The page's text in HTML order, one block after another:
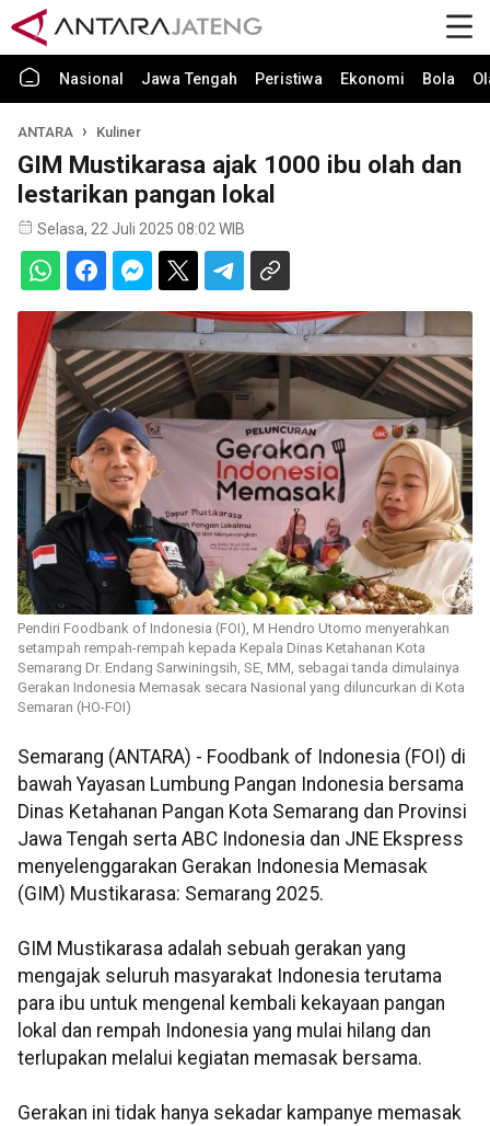
Nasional Jawa Tengah Peristiwa Ekonomi Bola
ANTARA Kuliner
GIM Mustikarasa ajak 1000 ibu olah dan
lestarikan pangan lokal
Selasa, 22 Juli 2025 08:02 WIB
Pendiri Foodbank of Indonesia (FOI), M Hendro Utomo menyerahkan
setampah rempah-rempah kepada Kepala Dinas Ketahanan Kota
Semarang Dr. Endang Sarwiningsih, SE, MM, sebagai tanda dimulainya
Gerakan Indonesia Memasak secara Nasional yang diluncurkan di Kota
Semaran (HO-FOI)
Semarang (ANTARA) - Foodbank of Indonesia (FOI) di
bawah Yayasan Lumbung Pangan Indonesia bersama
Dinas Ketahanan Pangan Kota Semarang dan Provinsi
Jawa Tengah serta ABC Indonesia dan JNE Ekspress
menyelenggarakan Gerakan Indonesia Memasak
(GIM) Mustikarasa: Semarang 2025.
GIM Mustikarasa adalah sebuah gerakan yang
mengajak seluruh masyarakat Indonesia terutama
para ibu untuk mengenal kembali kekayaan pangan
lokal dan rempah Indonesia yang mulai hilang dan
terlupakan melalui kegiatan memasak bersama.
Gerakan ini tidak hanya sekadar kampanye memasak